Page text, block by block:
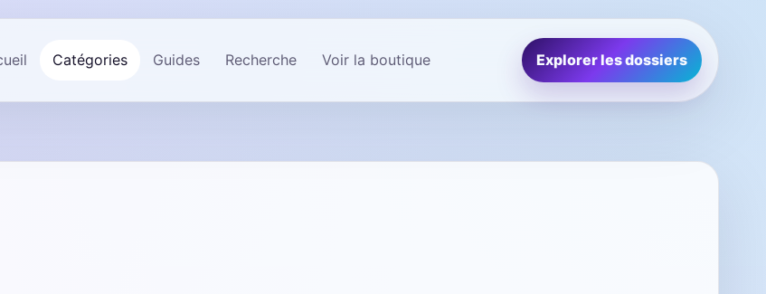
Catégories Guides Recherche Voir la boutique Explorer les dossiers